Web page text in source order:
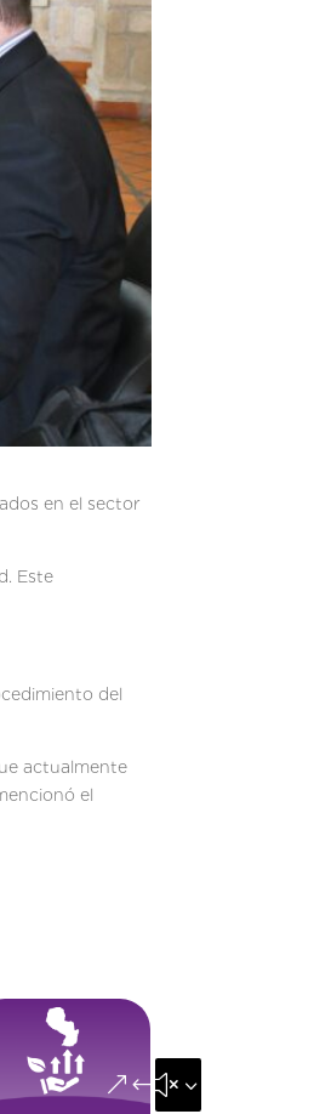
en el sector
Este
del
actualmente
el
&#x35;